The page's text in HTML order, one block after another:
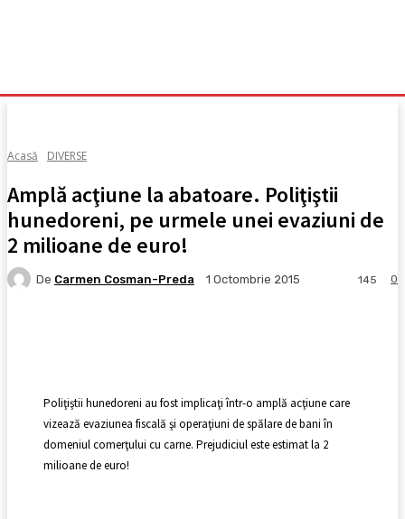
Acasă DIVERSE
Amplă acţiune la abatoare. Poliţiştii
hunedoreni, pe urmele unei evaziuni de
2 milioane de euro!
De Carmen Cosman-Preda 1 Octombrie 2015 0
145
Poliţiştii hunedoreni au fost implicaţi într-o amplă acţiune care
vizează evaziunea fiscală şi operaţiuni de spălare de bani în
domeniul comerţului cu carne. Prejudiciul este estimat la 2
milioane de euro!